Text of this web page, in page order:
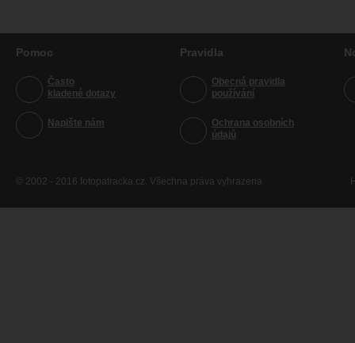
Pomoc
Často
kladené dotazy
Napište nám
Pravidla
Obecná pravidla
používání
Ochrana osobních
údajů
© 2002 - 2016 fotopatracka.cz. Všechna práva vyhrazena